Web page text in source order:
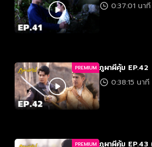
0:37:01 นาที
PREMIUM ภูผาผีคุ้ม EP.42
0:38:15 นาที
PREMIUM ภูผาผีคุ้ม